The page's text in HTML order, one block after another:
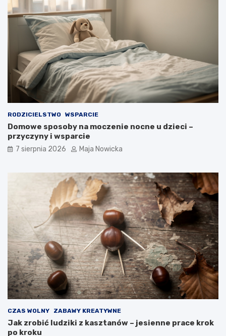
RODZICIELSTWO WSPARCIE
Domowe sposoby na moczenie nocne u dzieci –
przyczyny i wsparcie
7 sierpnia 2026 Maja Nowicka
CZAS WOLNY ZABAWY KREATYWNE
Jak zrobić ludziki z kasztanów – jesienne prace krok
po kroku